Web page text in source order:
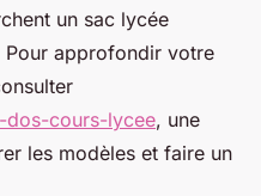
un sac lycée
Pour approfondir votre
cours-lycee, une
les modèles et faire un